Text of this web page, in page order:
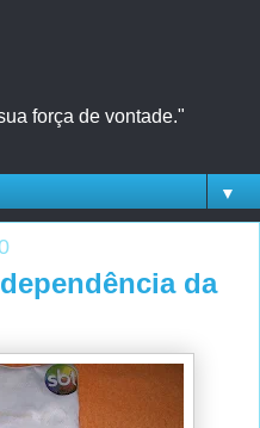
força de vontade."
▼
da